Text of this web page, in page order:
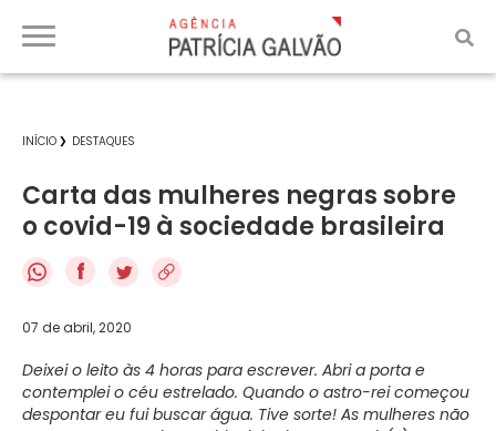
INÍCIO DESTAQUES
Carta das mulheres negras sobre
o covid-19 à sociedade brasileira
f
07 de abril, 2020
Deixei o leito às 4 horas para escrever. Abri a porta e
contemplei o céu estrelado. Quando o astro-rei começou
despontar eu fui buscar água. Tive sorte! As mulheres não